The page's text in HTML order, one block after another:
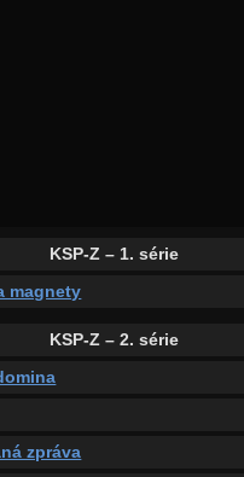
KSP-Z – 1. série
magnety
KSP-Z – 2. série
zpráva